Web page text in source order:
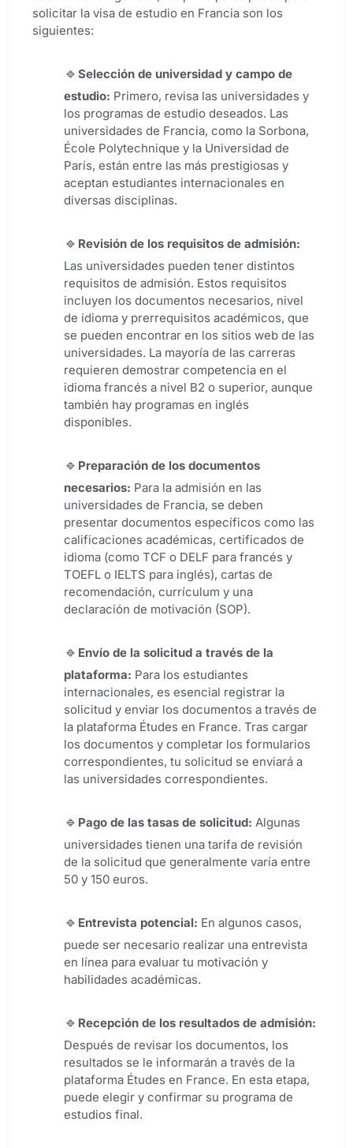
solicitar la visa de estudio en Francia son los
siguientes:
Selección de universidad y campo de
estudio: Primero, revisa las universidades y
los programas de estudio deseados. Las
universidades de Francia, como la Sorbona,
École Polytechnique y la Universidad de
París, están entre las más prestigiosas y
aceptan estudiantes internacionales en
diversas disciplinas.
Revisión de los requisitos de admisión:
Las universidades pueden tener distintos
requisitos de admisión. Estos requisitos
incluyen los documentos necesarios, nivel
de idioma y prerrequisitos académicos, que
se pueden encontrar en los sitios web de las
universidades. La mayoría de las carreras
requieren demostrar competencia en el
idioma francés a nivel B2 o superior, aunque
también hay programas en inglés
disponibles.
Preparación de los documentos
necesarios: Para la admisión en las
universidades de Francia, se deben
presentar documentos específicos como las
calificaciones académicas, certificados de
idioma (como TCF o DELF para francés y
TOEFL o IELTS para inglés), cartas de
recomendación, currículum y una
declaración de motivación (SOP).
Envío de la solicitud a través de la
plataforma: Para los estudiantes
internacionales, es esencial registrar la
solicitud y enviar los documentos a través de
la plataforma Études en France. Tras cargar
los documentos y completar los formularios
correspondientes, tu solicitud se enviará a
las universidades correspondientes.
Pago de las tasas de solicitud: Algunas
universidades tienen una tarifa de revisión
de la solicitud que generalmente varía entre
50 y 150 euros.
Entrevista potencial: En algunos casos,
puede ser necesario realizar una entrevista
en línea para evaluar tu motivación y
habilidades académicas.
Recepción de los resultados de admisión:
Después de revisar los documentos, los
resultados se le informarán a través de la
plataforma Études en France. En esta etapa,
puede elegir y confirmar su programa de
estudios final.